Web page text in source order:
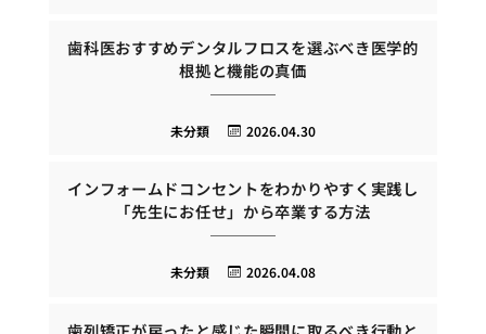
歯科医おすすめデンタルフロスを選ぶべき医学的
根拠と機能の真価
2026.04.30
未分類
インフォームドコンセントをわかりやすく実践し
「先生にお任せ」から卒業する方法
2026.04.08
未分類